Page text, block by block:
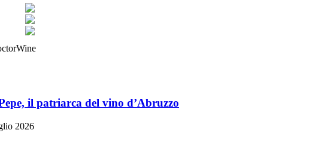
il patriarca del vino d’Abruzzo
2026